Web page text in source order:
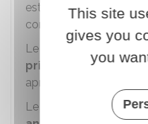
est une
contravention
commission des faits.
Le
vandalisme puni
prison maximumest
après la commission
Le
vandalisme puni
This site
gives you
you